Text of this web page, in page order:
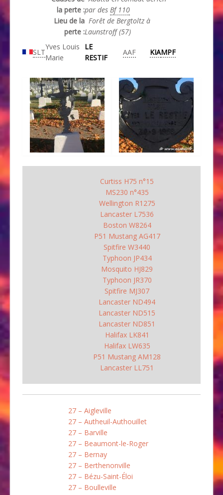
la perte :par des Bf 110
Lieu de la
perte :
Forêt de Bergtoltz à
Launstroff (57)
SLT
Yves Louis
Marie
LE
RESTIF
AAF KIAMPF
Curtiss H75 n°15
MS230 n°435
Wellington R1275
Lancaster L7536
Boston W8264
P51 Mustang AG417
Spitfire W3440
Typhoon JP434
Mosquito HJ829
Typhoon JR370
Spitfire MJ307
Lancaster ND494
Lancaster ND515
Lancaster ND851
Halifax LK841
Halifax LW635
P51 Mustang AM128
Lancaster LL751
27 – Aigleville
27 – Autheuil-Authouillet
27 – Barville
27 – Beaumont-le-Roger
27 – Bernay
27 – Berthenonville
27 – Bézu-Saint-Éloi
27 – Boulleville